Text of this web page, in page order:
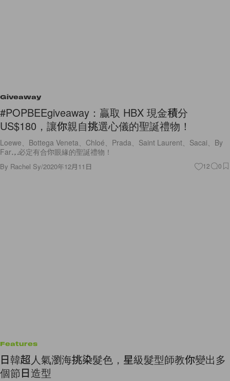
Giveaway
#POPBEEgiveaway：贏取 HBX 現金積分
US$180，讓你親自挑選心儀的聖誕禮物！
Loewe、Bottega Veneta、Chloé、Prada、Saint Laurent、Sacai、By
Far⋯⋯，必定有合你眼緣的聖誕禮物！
By Rachel Sy/2020年12月11日 12 0
Features
日韓超人氣瀏海挑染髮色，星級髮型師教你變出多
個節日造型